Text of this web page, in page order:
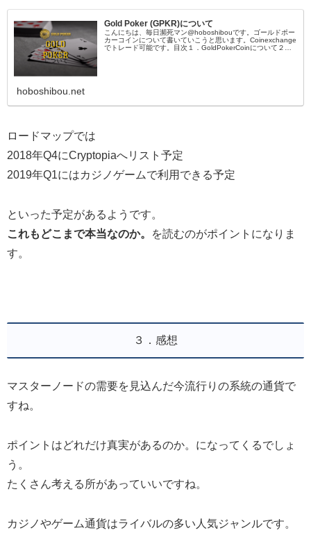
Gold Poker (GPKR)について
こんにちは、毎日瀕死マン@hoboshibouです。ゴールドポー
カーコインについて書いていこうと思います。Coinexchange
でトレード可能です。目次１．GoldPokerCoinについて２．
hoboshibou.net
ロードマップでは
2018年Q4にCryptopiaへリスト予定
2019年Q1にはカジノゲームで利用できる予定
といった予定があるようです。
これもどこまで本当なのか。
を読むのがポイントになりま
す。
３．感想
マスターノードの需要を見込んだ今流行りの系統の通貨で
すね。
ポイントはどれだけ真実があるのか。になってくるでしょ
う。
たくさん考える所があっていいですね。
カジノやゲーム通貨はライバルの多い人気ジャンルです。